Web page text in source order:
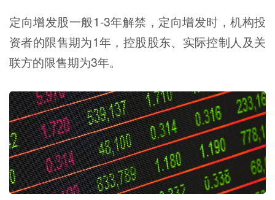
定向增发股一般1-3年解禁，定向增发时，机构投
资者的限售期为1年，控股股东、实际控制人及关
联方的限售期为3年。